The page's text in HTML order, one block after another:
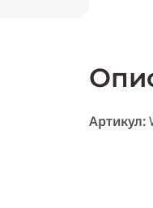
Артикул: